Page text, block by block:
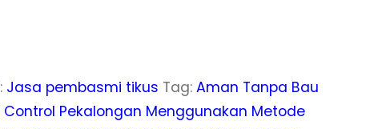
Jasa pembasmi tikus Tag:Aman Tanpa Bau
Pekalongan Menggunakan Metode